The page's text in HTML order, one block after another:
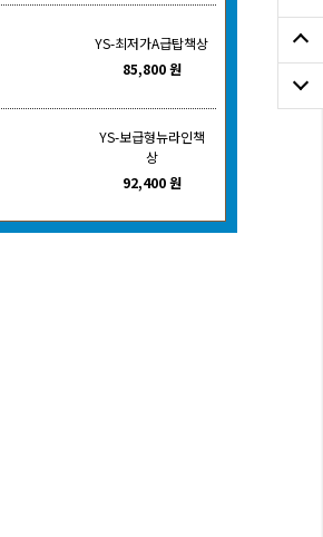
YS-최저가A급탑책상
85,800 원
YS-보급형뉴라인책
상
92,400 원